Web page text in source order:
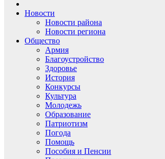
Новости
Новости района
Новости региона
Общество
Армия
Благоустройство
Здоровье
История
Конкурсы
Культура
Молодежь
Образование
Патриотизм
Погода
Помощь
Пособия и Пенсии